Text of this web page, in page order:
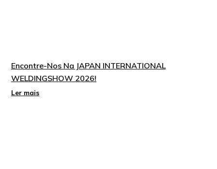
Encontre-Nos Na JAPAN INTERNATIONAL
WELDINGSHOW 2026!
Ler mais